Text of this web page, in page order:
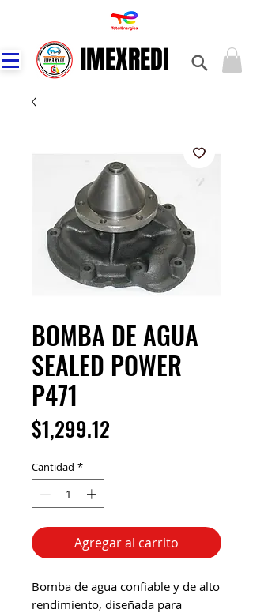
IMEXREDI
IMEXREDI
BOMBA DE AGUA
SEALED POWER
P471
$1,299.12
Cantidad *
Agregar al carrito
Bomba de agua confiable y de alto
rendimiento, diseñada para